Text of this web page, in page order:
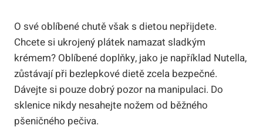
O své oblíbené chutě však s dietou nepřijdete.
Chcete si ukrojený plátek namazat sladkým
krémem? Oblíbené doplňky, jako je například Nutella,
zůstávají při bezlepkové dietě zcela bezpečné.
Dávejte si pouze dobrý pozor na manipulaci. Do
sklenice nikdy nesahejte nožem od běžného
pšeničného pečiva.